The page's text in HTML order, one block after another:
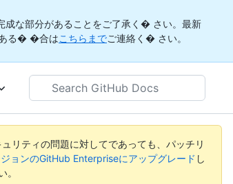
な部分があることをご了承く� さい。最新
ある� �合はこちらまでご連絡く� さい。
Search
GitHub
リティの問題に対してであっても、パッチリ
ョンのGitHub Enterpriseにアップグレード し
。